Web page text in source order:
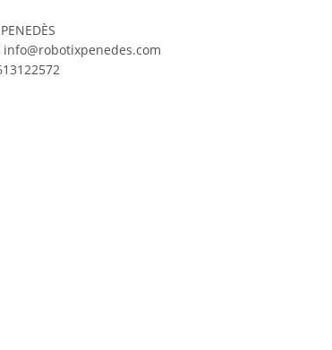
info@robotixpenedes.com